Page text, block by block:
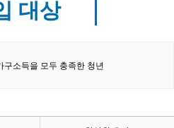
대상
소득을 모두 충족한 청년